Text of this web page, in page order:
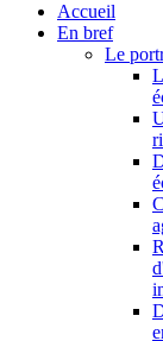
Accueil
En bref
Le